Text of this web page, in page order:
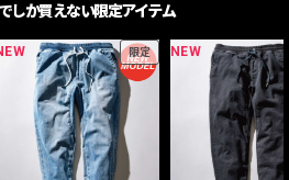
しか買えない限定アイテム
限定 NEW